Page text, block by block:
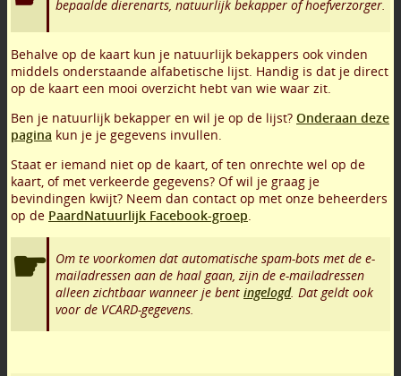
bepaalde dierenarts, natuurlijk bekapper of hoefverzorger.
Behalve op de kaart kun je natuurlijk bekappers ook vinden
middels onderstaande alfabetische lijst. Handig is dat je direct
op de kaart een mooi overzicht hebt van wie waar zit.
Ben je natuurlijk bekapper en wil je op de lijst? Onderaan deze
pagina kun je je gegevens invullen.
Staat er iemand niet op de kaart, of ten onrechte wel op de
kaart, of met verkeerde gegevens? Of wil je graag je
bevindingen kwijt? Neem dan contact op met onze beheerders
op de PaardNatuurlijk Facebook-groep.
Om te voorkomen dat automatische spam-bots met de e-
mailadressen aan de haal gaan, zijn de e-mailadressen
alleen zichtbaar wanneer je bent ingelogd. Dat geldt ook
voor de VCARD-gegevens.